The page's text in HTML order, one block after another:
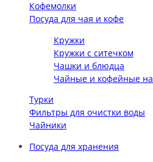
Кофемолки
Посуда для чая и кофе
Кружки
Кружки с ситечком
Чашки и блюдца
Чайные и кофейные
Турки
Фильтры для очистки воды
Чайники
Посуда для хранения